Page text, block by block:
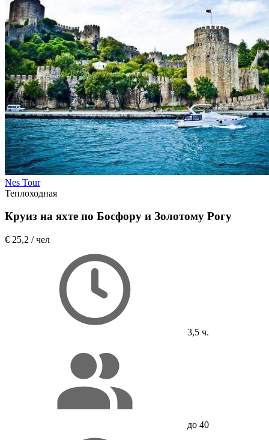
Nes Tour
Теплоходная
Круиз на яхте по Босфору и Золотому Рогу
€ 25,2 / чел
3,5 ч.
до 40